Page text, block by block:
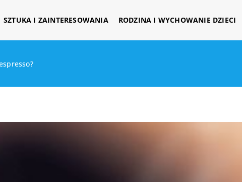
SZTUKA I ZAINTERESOWANIA RODZINA I WYCHOWANIE DZIECI